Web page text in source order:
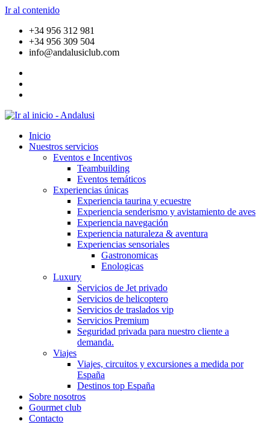
Ir al contenido
+34 956 312 981
+34 956 309 504
info@andalusiclub.com
Inicio
Nuestros servicios
Eventos e Incentivos
Teambuilding
Eventos temáticos
Experiencias únicas
Experiencia taurina y ecuestre
Experiencia senderismo y avistamiento de aves
Experiencia navegación
Experiencia naturaleza & aventura
Experiencias sensoriales
Gastronomicas
Enologicas
Luxury
Servicios de Jet privado
Servicios de helicoptero
Servicios de traslados vip
Servicios Premium
Seguridad privada para nuestro cliente a
demanda.
Viajes
Viajes, circuitos y excursiones a medida por
España
Destinos top España
Sobre nosotros
Gourmet club
Contacto